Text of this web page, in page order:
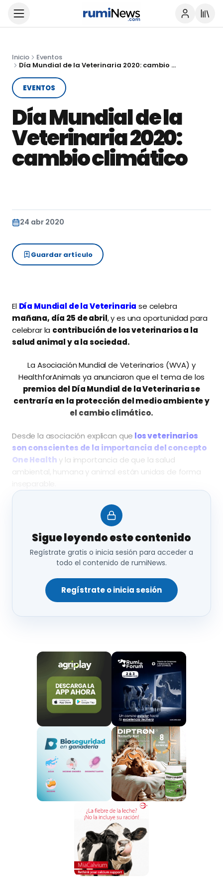
Inicio
Eventos
Día Mundial de la Veterinaria 2020: cambio climático
EVENTOS
Día Mundial de la
Veterinaria 2020:
cambio climático
24 abr 2020
Guardar artículo
El Día Mundial de la Veterinaria se celebra
mañana, día 25 de abril, y es una oportunidad para
celebrar la contribución de los veterinarios a la
salud animal y a la sociedad.
La Asociación Mundial de Veterinarios (WVA) y
HealthforAnimals ya anunciaron que el tema de los
premios del Día Mundial de la Veterinaria se
centraría en la protección del medio ambiente y
el cambio climático.
Desde la asociación explican que los veterinarios
son conscientes de la importancia del concepto
One Health y la importancia de que la salud
ambiental, humana y animal están unidas de forma
los cambios negativos en el entorno
dañan a los humanos y a los animales,
empresas del sector veterinario y de la alimentación
animal están colaborando con iniciativas para luchar
contra el cambio climático.
profesión veterinariapuede decirse que cuenta
5.000 años de existencia; existe una mención
específica en elCódigo de Hammurabi, donde se
fijan los honorarios y las responsabilidades en que
veterinaria forma parte de las prácticas
empíricas de los pastores.
En estas épocas, eran
los pastores quienes atesoraban estos
conocimientos empíricos sobre el tratamiento de las
diferentes patologías de sus rebaños:el jefe de
pastores, o mayoral, era un cargo de dignidad
real, con autoridad y responsabilidad.
Las sociedades evolucionaron, y existen
antecedentes deInspección Veterinariaen la
España musulmana:al-muhtasibera el
encargado del correcto funcionamiento de las pesas
y medidas, de evitar adulteraciones, falsificaciones de
productos alimenticios y medicinales, limpieza de
tiendas y expositores…
se adoptaron en los reinos
cristianos de Castilla, Aragón o Baleares.
Consell de la Ciutat de Valencia, según demuestra el
Sigue leyendo este contenido
Regístrate gratis o inicia sesión para acceder a
todo el contenido de rumiNews.
Regístrate o inicia sesión